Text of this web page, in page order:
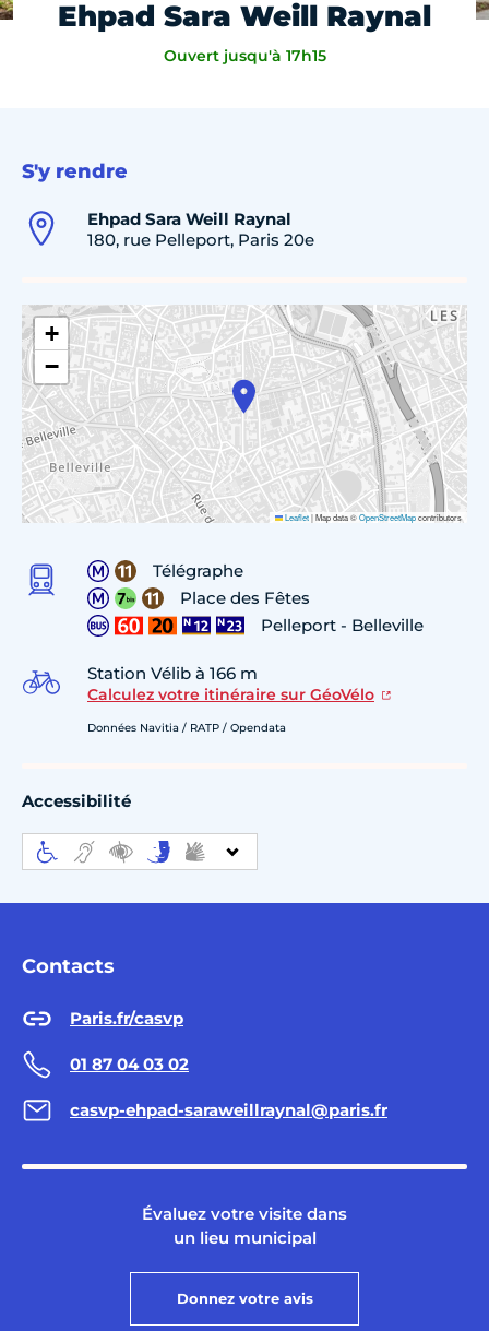
Ehpad Sara Weill Raynal
Ouvert jusqu'à 17h15
S'y rendre
Ehpad Sara Weill Raynal
180, rue Pelleport, Paris 20e
+
−
Leaflet|Map data ©OpenStreetMapcontributors
Télégraphe
Place des Fêtes
Pelleport - Belleville
Station Vélib à 166 m
Calculez votre itinéraire sur GéoVélo
Données Navitia / RATP / Opendata
Accessibilité
Contacts
Paris.fr/casvp
01 87 04 03 02
casvp-ehpad-saraweillraynal@paris.fr
Évaluez votre visite dans
un lieu municipal
Donnez votre avis